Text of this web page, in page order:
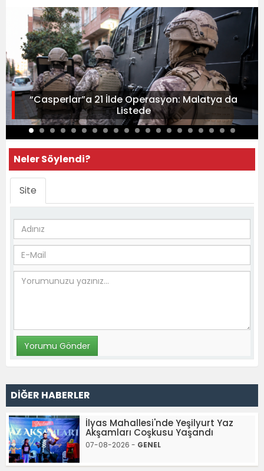
“Casperlar”a 21 İlde Operasyon: Malatya da
Listede
Neler Söylendi?
Site
DİĞER HABERLER
İlyas Mahallesi'nde Yeşilyurt Yaz
Akşamları Coşkusu Yaşandı
07-08-2026 - GENEL